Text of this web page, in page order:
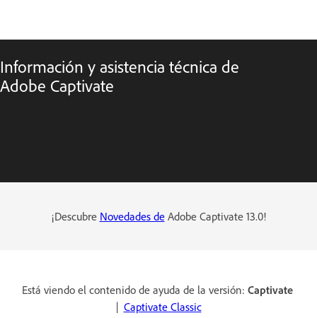
Información y asistencia técnica de
Adobe Captivate
¡Descubre Novedades deAdobe Captivate 13.0!
Está viendo el contenido de ayuda de la versión: Captivate
| Captivate Classic